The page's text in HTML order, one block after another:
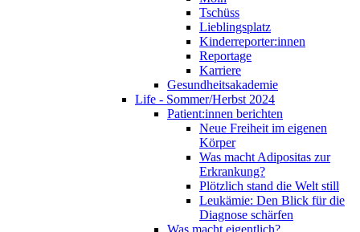
Tschüss
Lieblingsplatz
Kinderreporter:innen
Reportage
Karriere
Gesundheitsakademie
Life - Sommer/Herbst 2024
Patient:innen berichten
Neue Freiheit im eigenen
Körper
Was macht Adipositas zur
Erkrankung?
Plötzlich stand die Welt still
Leukämie: Den Blick für die
Diagnose schärfen
Was macht eigentlich?